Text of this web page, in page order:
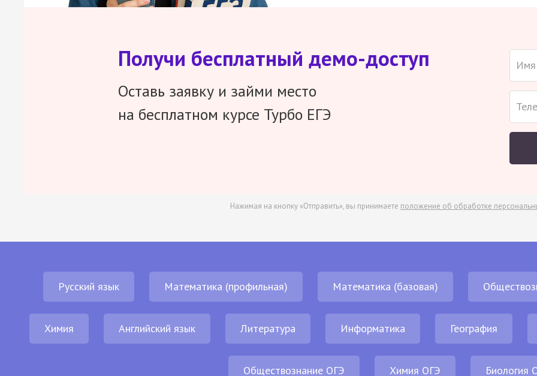
Получи бесплатный демо-доступ
Оставь заявку и займи место
на бесплатном курсе Турбо ЕГЭ
Нажимая на кнопку «Отправить», вы принимаете положение об обработке
Русский язык Математика (профильная) Математика (базовая)
Химия Английский язык Литература Информатика География
Обществознание ОГЭ Химия ОГЭ Биология